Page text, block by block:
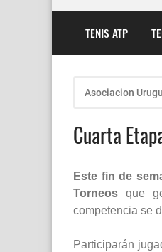
TENIS ATP
Asociacion
Cuarta
Este fin de
Torneos que
competencia se
Participarán